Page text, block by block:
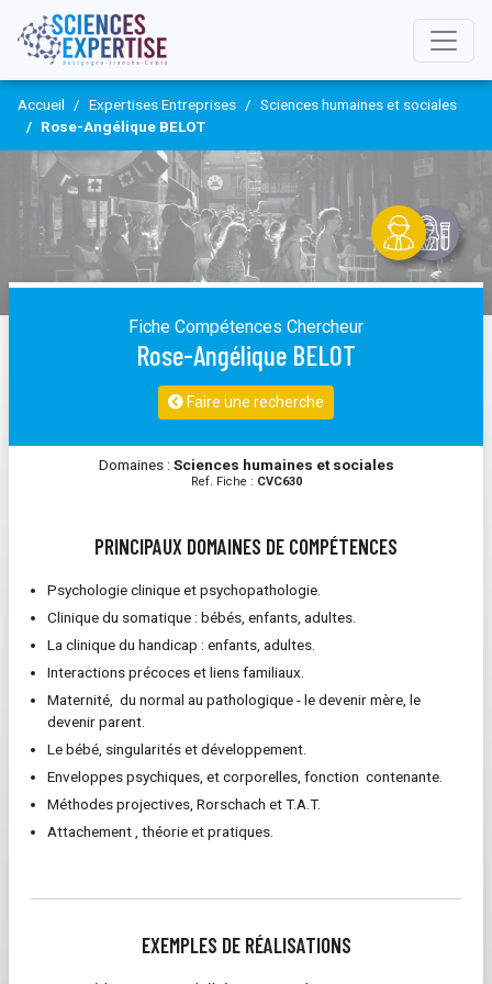
Accueil Expertises Entreprises
Sciences humaines et sociales
Rose-Angélique BELOT
Fiche Compétences Chercheur
Rose-Angélique BELOT
Faire une recherche
Domaines : Sciences humaines et sociales
Ref. Fiche : CVC630
PRINCIPAUX DOMAINES DE COMPÉTENCES
Psychologie clinique et psychopathologie.
Clinique du somatique : bébés, enfants, adultes.
La clinique du handicap : enfants, adultes.
Interactions précoces et liens familiaux.
Maternité, du normal au pathologique - le devenir mère, le
devenir parent.
Le bébé, singularités et développement.
Enveloppes psychiques, et corporelles, fonction contenante.
Méthodes projectives, Rorschach et T.A.T.
Attachement , théorie et pratiques.
EXEMPLES DE RÉALISATIONS